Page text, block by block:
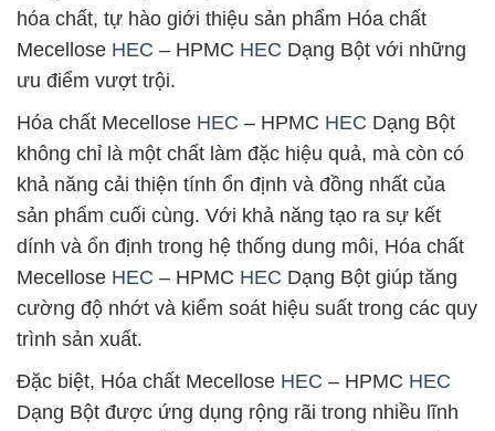
hóa chất, tự hào giới thiệu sản phẩm Hóa chất
Mecellose HEC – HPMC HEC Dạng Bột với những
ưu điểm vượt trội.
Hóa chất Mecellose HEC – HPMC HEC Dạng Bột
không chỉ là một chất làm đặc hiệu quả, mà còn có
khả năng cải thiện tính ổn định và đồng nhất của
sản phẩm cuối cùng. Với khả năng tạo ra sự kết
dính và ổn định trong hệ thống dung môi, Hóa chất
Mecellose HEC – HPMC HEC Dạng Bột giúp tăng
cường độ nhớt và kiểm soát hiệu suất trong các quy
trình sản xuất.
Đặc biệt, Hóa chất Mecellose HEC – HPMC HEC
Dạng Bột được ứng dụng rộng rãi trong nhiều lĩnh